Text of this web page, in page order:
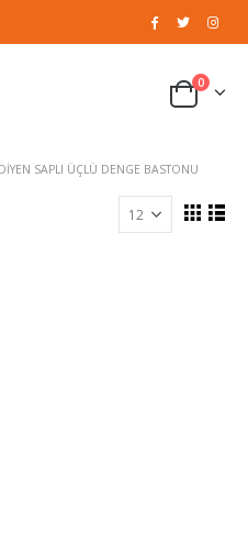
0
SAPLI ÜÇLÜ DENGE BASTONU